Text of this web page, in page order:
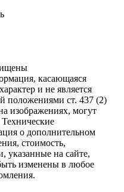
касающаяся
и не является
положениями ст. 437 (2)
изображениях, могут
о дополнительном
стоимость,
указанные на сайте,
изменены в любое